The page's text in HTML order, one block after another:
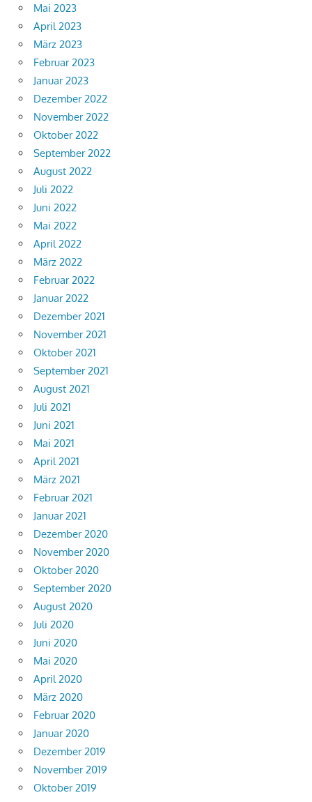
Mai 2023
April 2023
März 2023
Februar 2023
Januar 2023
Dezember 2022
November 2022
Oktober 2022
September 2022
August 2022
Juli 2022
Juni 2022
Mai 2022
April 2022
März 2022
Februar 2022
Januar 2022
Dezember 2021
November 2021
Oktober 2021
September 2021
August 2021
Juli 2021
Juni 2021
Mai 2021
April 2021
März 2021
Februar 2021
Januar 2021
Dezember 2020
November 2020
Oktober 2020
September 2020
August 2020
Juli 2020
Juni 2020
Mai 2020
April 2020
März 2020
Februar 2020
Januar 2020
Dezember 2019
November 2019
Oktober 2019